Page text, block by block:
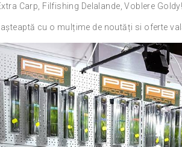
Carp, Filfishing Delalande, Voblere Goldy!
cu o mulțime de noutăți si oferte